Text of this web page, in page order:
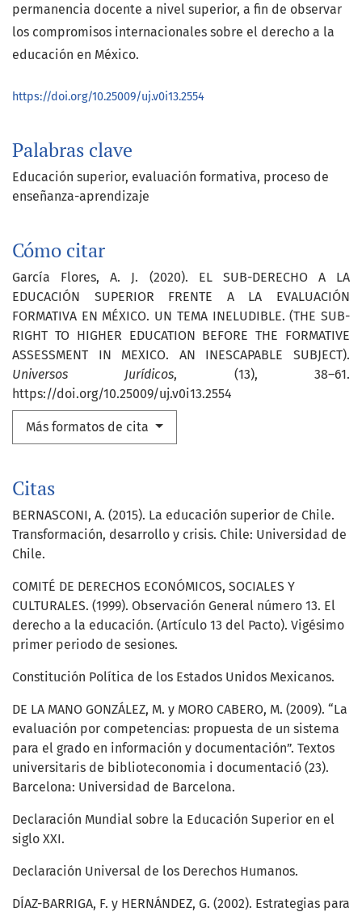
Palabras clave
Educación superior evaluación formativa proceso de
enseñanza-aprendizaje
Cómo citar
García Flores, A. J. (2020). EL SUB-DERECHO A LA
EDUCACIÓN SUPERIOR FRENTE A LA EVALUACIÓN
FORMATIVA EN MÉXICO. UN TEMA INELUDIBLE. (THE SUB-
RIGHT TO HIGHER EDUCATION BEFORE THE FORMATIVE
ASSESSMENT IN MEXICO. AN INESCAPABLE SUBJECT).
Universos Jurídicos, (13), 38–61.
https://doi.org/10.25009/uj.v0i13.2554
Más formatos de cita
permanencia docente a nivel superior, a fin de observar
los compromisos internacionales sobre el derecho a la
educación en México.
https://doi.org/10.25009/uj.v0i13.2554
Citas
BERNASCONI, A. (2015). La educación superior de Chile.
Transformación, desarrollo y crisis. Chile: Universidad de
Chile.
COMITÉ DE DERECHOS ECONÓMICOS, SOCIALES Y
CULTURALES. (1999). Observación General número 13. El
derecho a la educación. (Artículo 13 del Pacto). Vigésimo
primer periodo de sesiones.
Constitución Política de los Estados Unidos Mexicanos.
DE LA MANO GONZÁLEZ, M. y MORO CABERO, M. (2009). “La
evaluación por competencias: propuesta de un sistema
para el grado en información y documentación”. Textos
universitaris de biblioteconomia i documentació (23).
Barcelona: Universidad de Barcelona.
Declaración Mundial sobre la Educación Superior en el
siglo XXI.
Declaración Universal de los Derechos Humanos.
DÍAZ-BARRIGA, F. y HERNÁNDEZ, G. (2002). Estrategias para